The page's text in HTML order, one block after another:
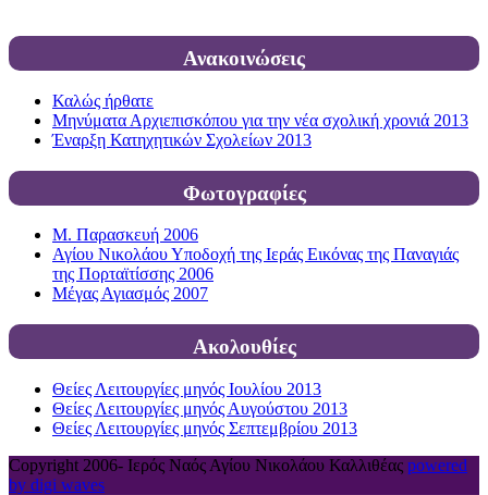
Ανακοινώσεις
Καλώς ήρθατε
Μηνύματα Αρχιεπισκόπου για την νέα σχολική χρονιά 2013
Έναρξη Κατηχητικών Σχολείων 2013
Φωτογραφίες
Μ. Παρασκευή 2006
Αγίου Νικολάου Υποδοχή της Ιεράς Εικόνας της Παναγιάς
της Πορταϊτίσσης 2006
Μέγας Αγιασμός 2007
Ακολουθίες
Θείες Λειτουργίες μηνός Ιουλίου 2013
Θείες Λειτουργίες μηνός Αυγούστου 2013
Θείες Λειτουργίες μηνός Σεπτεμβρίου 2013
Copyright 2006- Ιερός Ναός Αγίου Νικολάου Καλλιθέας powered
by digi waves